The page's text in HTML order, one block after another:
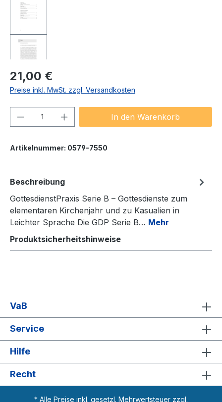
Regulärer Preis:
21,00 €
Preise inkl. MwSt. zzgl. Versandkosten
Produkt Anzahl: Gib denIn den Warenkorb
Artikelnummer: 0579-7550
Beschreibung
GottesdienstPraxis Serie B – Gottesdienste zum
elementaren Kirchenjahr und zu Kasualien in
Leichter Sprache Die GDP Serie B… Mehr
Produktsicherheitshinweise
VaB
Service
Hilfe
Recht
* Alle Preise inkl. gesetzl. Mehrwertsteuer zzgl.